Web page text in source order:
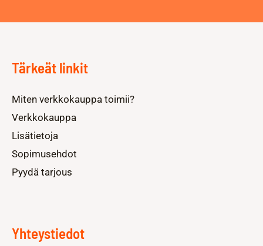
Tärkeät linkit
Miten verkkokauppa toimii?
Verkkokauppa
Lisätietoja
Sopimusehdot
Pyydä tarjous
Yhteystiedot